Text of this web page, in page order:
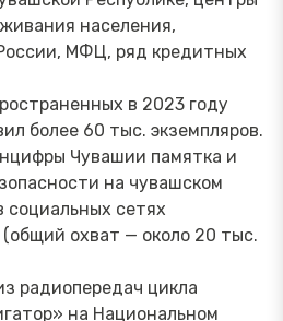
населения,
МФЦ, ряд кредитных
в 2023 году
более 60 тыс. экземпляров.
Чувашии памятка и
на чувашском
сетях
охват — около 20 тыс.
радиопередач цикла
на Национальном